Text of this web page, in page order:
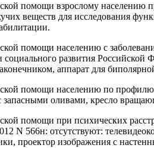
помощи взрослому населению
веществ для исследования
помощи населению с
развития
аппарат для
помощи населению по
запасными оливами, кресло
помощи при психических
N 566н: отсутствуют:
проектор изображения с